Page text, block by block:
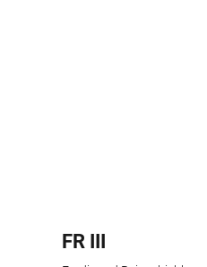
FR III